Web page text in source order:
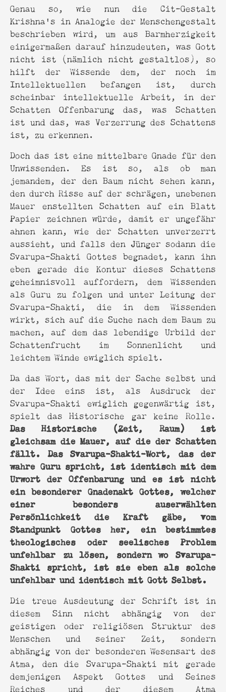
Genau so, wie nun die Cit-Gestalt
Krishna’s in Analogie der Menschengestalt
beschrieben wird, um aus Barmherzigkeit
einigermaßen darauf hinzudeuten, was Gott
nicht ist (nämlich nicht gestaltlos), so
hilft der Wissende dem, der noch im
Intellektuellen befangen ist, durch
scheinbar intellektuelle Arbeit, in der
Schatten Offenbarung das, was Schatten
ist und das, was Verzerrung des Schattens
ist, zu erkennen.
Doch das ist eine mittelbare Gnade für den
Unwissenden. Es ist so, als ob man
jemandem, der den Baum nicht sehen kann,
den durch Risse auf der schrägen, unebenen
Mauer enstellten Schatten auf ein Blatt
Papier zeichnen würde, damit er ungefähr
ahnen kann, wie der Schatten unverzerrt
aussieht, und falls den Jünger sodann die
Svarupa-Shakti Gottes begnadet, kann ihn
eben gerade die Kontur dieses Schattens
geheimnisvoll auffordern, dem Wissenden
als Guru zu folgen und unter Leitung der
Svarupa-Shakti, die in dem Wissenden
wirkt, sich auf die Suche nach dem Baum zu
machen, auf dem das lebendige Urbild der
Schattenfrucht im Sonnenlicht und
leichtem Winde ewiglich spielt.
Da das Wort, das mit der Sache selbst und
der Idee eins ist, als Ausdruck der
Svarupa-Shakti ewiglich gegenwärtig ist,
spielt das Historische gar keine Rolle.
Das Historische (Zeit, Raum) ist
gleichsam die Mauer, auf die der Schatten
fällt. Das Svarupa-Shakti-Wort, das der
wahre Guru spricht, ist identisch mit dem
Urwort der Offenbarung und es ist nicht
ein besonderer Gnadenakt Gottes, welcher
einer besonders auserwählten
Persönlichkeit die Kraft gäbe, vom
Standpunkt Gottes her, ein bestimmtes
theologisches oder seelisches Problem
unfehlbar zu lösen, sondern wo Svarupa-
Shakti spricht, ist sie eben als solche
unfehlbar und identisch mit Gott Selbst.
Die treue Ausdeutung der Schrift ist in
diesem Sinn nicht abhängig von der
geistigen oder religiösen Struktur des
Menschen und seiner Zeit, sondern
abhängig von der besonderen Wesensart des
Atma, den die Svarupa-Shakti mit gerade
demjenigen Aspekt Gottes und Seines
Reiches und der diesem Atma